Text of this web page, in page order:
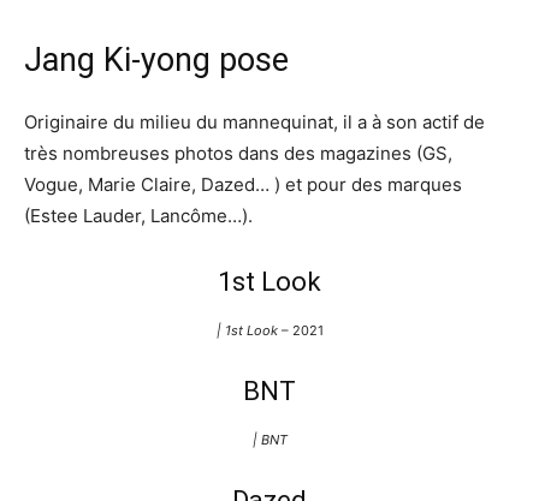
Jang Ki-yong pose
Originaire du milieu du mannequinat, il a à son actif de
très nombreuses photos dans des magazines (GS,
Vogue, Marie Claire, Dazed… ) et pour des marques
(Estee Lauder, Lancôme…).
1st Look
| 1st Look– 2021
BNT
| BNT